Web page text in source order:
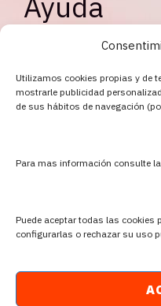
Utilizamos cookies propias y de
mostrarle publicidad
de sus hábitos de navegación
Para mas información consulte
Puede aceptar todas las cookies
configurarlas o rechazar su uso
Aviso Legal
Contacto
Copyright © | 2026